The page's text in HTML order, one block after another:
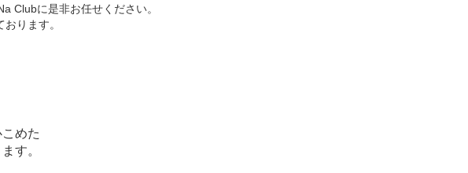
Clubに是非お任せください。
ります。
めた
す。